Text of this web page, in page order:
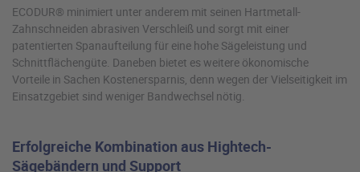
ECODUR® minimiert unter anderem mit seinen Hartmetall-
Zahnschneiden abrasiven Verschleiß und sorgt mit einer
patentierten Spanaufteilung für eine hohe Sägeleistung und
Schnittflächengüte. Daneben bietet es weitere ökonomische
Vorteile in Sachen Kostenersparnis, denn wegen der Vielseitigkeit im
Einsatzgebiet sind weniger Bandwechsel nötig.
Erfolgreiche Kombination aus Hightech-
Sägebändern und Support